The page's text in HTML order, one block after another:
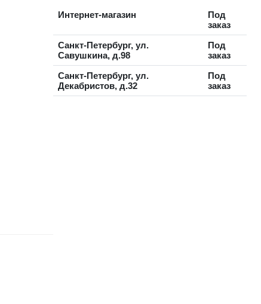
Интернет-магазин
Под
заказ
Санкт-Петербург, ул.
Савушкина, д.98
Под
заказ
Санкт-Петербург, ул.
Декабристов, д.32
Под
заказ